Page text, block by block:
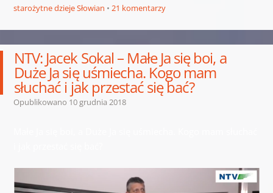
starożytne dzieje Słowian
21 komentarzy
NTV: Jacek Sokal – Małe Ja się boi, a
Duże Ja się uśmiecha. Kogo mam
słuchać i jak przestać się bać?
Opublikowano 10 grudnia 2018